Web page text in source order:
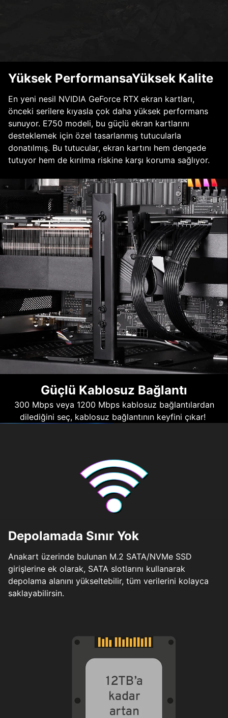
Yüksek PerformansaYüksek Kalite
En yeni nesil NVIDIA GeForce RTX ekran kartları,
önceki serilere kıyasla çok daha yüksek performans
sunuyor. E750 modeli, bu güçlü ekran kartlarını
desteklemek için özel tasarlanmış tutucularla
donatılmış. Bu tutucular, ekran kartını hem dengede
tutuyor hem de kırılma riskine karşı koruma sağlıyor.
Güçlü Kablosuz Bağlantı
300 Mbps veya 1200 Mbps kablosuz bağlantılardan
dilediğini seç, kablosuz bağlantının keyfini çıkar!
Depolamada Sınır Yok
Anakart üzerinde bulunan M.2 SATA/NVMe SSD
girişlerine ek olarak, SATA slotlarını kullanarak
depolama alanını yükseltebilir, tüm verilerini kolayca
saklayabilirsin.